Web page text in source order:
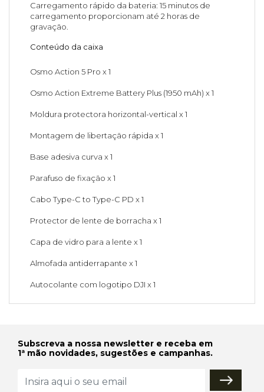
Carregamento rápido da bateria: 15 minutos de
carregamento proporcionam até 2 horas de
gravação.
Conteúdo da caixa
Osmo Action 5 Pro x 1
Osmo Action Extreme Battery Plus (1950 mAh) x 1
Moldura protectora horizontal-vertical x 1
Montagem de libertação rápida x 1
Base adesiva curva x 1
Parafuso de fixação x 1
Cabo Type-C to Type-C PD x 1
Protector de lente de borracha x 1
Capa de vidro para a lente x 1
Almofada antiderrapante x 1
Autocolante com logotipo DJI x 1
Subscreva a nossa newsletter e receba em
1ª mão novidades, sugestões e campanhas.